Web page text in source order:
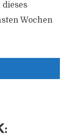
Wochen